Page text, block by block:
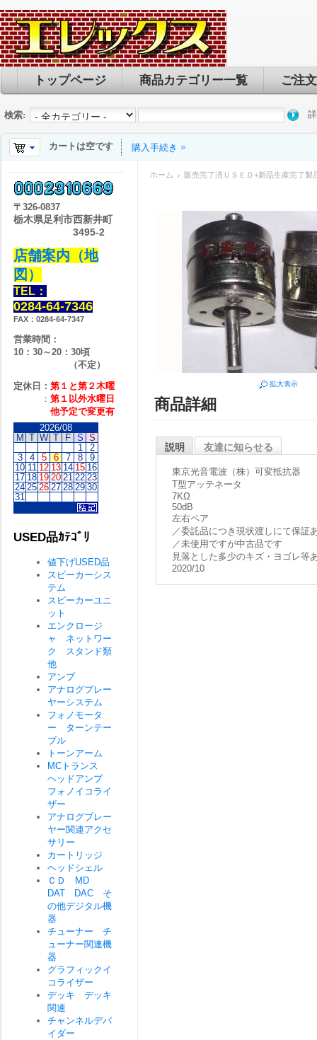
トップページ 商品カテゴリー一覧 ご注
検索:
カートは空です 購入手続き
ホーム 販売完了済ＵＳＥＤ+新品生産完了製
拡大表示
商品詳細
説明 友達に知らせる
東京光音電波（株）可変抵抗器
T型アッテネータ
7KΩ
50dB
左右ペア
／委託品につき現状渡しにて保証
／未使用ですが中古品です
見落とした多少のキズ・ヨゴレ等
2020/10
〒 326-0837
栃木県足利市西新井町
3495-2
店舗案内（地
図）
TEL：
0284-64-7346
FAX：0284-64-7347
営業時間：
10：30～20：30頃
（不定）
定休日： 第１と第２木曜
： 第１以外水曜日
他予定で変更有
2026/08
M T W T F S S
1
2
3
4 5 6 7 8
9
10 11 12 13 14 15 16
17 18 19 20 21 22 23
24 25 26 27 28 29 30
31
USED品ｶﾃｺﾞﾘ
値下げUSED品
スピーカーシス
テム
スピーカーユニ
ット
エンクロージ
ャ ネットワー
ク スタンド類
他
アンプ
アナログプレー
ヤーシステム
フォノモータ
ー ターンテー
ブル
トーンアーム
MCトランス
ヘッドアンプ
フォノイコライ
ザー
アナログプレー
ヤー関連アクセ
サリー
カートリッジ
ヘッドシェル
ＣＤ MD
DAT DAC そ
の他デジタル機
器
チューナー チ
ューナー関連機
器
グラフィックイ
コライザー
デッキ デッキ
関連
チャンネルデバ
イダー